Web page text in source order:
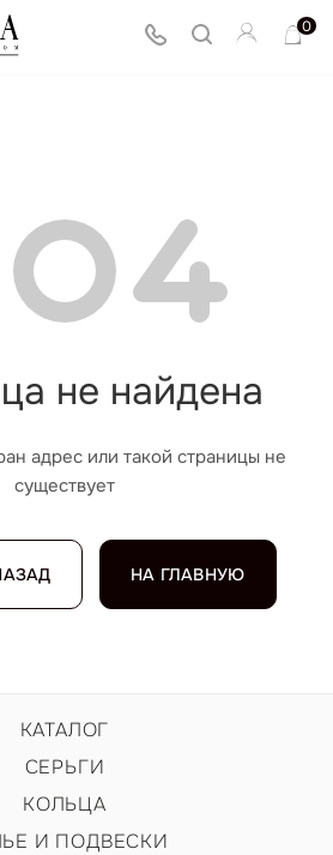
0
не найдена
адрес или такой страницы не
существует
НА ГЛАВНУЮ
КАТАЛОГ
СЕРЬГИ
КОЛЬЦА
И ПОДВЕСКИ